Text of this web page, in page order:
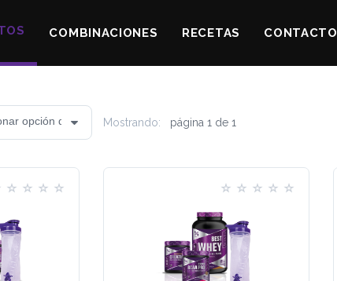
COMBINACIONES RECETAS CONTACTO
Mostrando: página 1 de 1